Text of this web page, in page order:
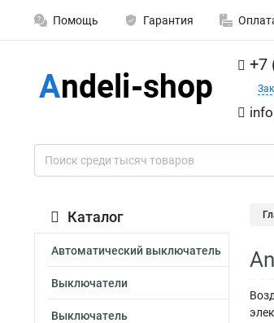
Помощь Гарантия
+7
Каталог
Автоматический выключатель
Выключатели
Выключатель